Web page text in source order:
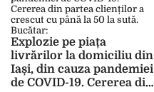
comerț sau transporturi,
în Iași, și nu au mai găsit
soluții pentru redresarea
economică
Explozie pe piața
livrărilor la domiciliu din
Iași, din cauza pandemiei
de COVID-19. Cererea din